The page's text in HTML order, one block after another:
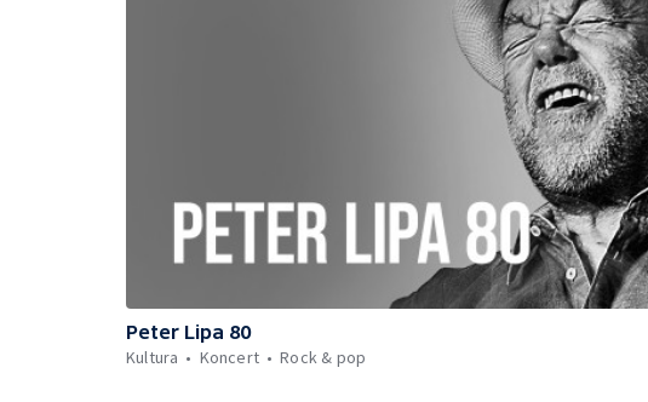
Peter Lipa 80
Kultura
Koncert Rock & pop